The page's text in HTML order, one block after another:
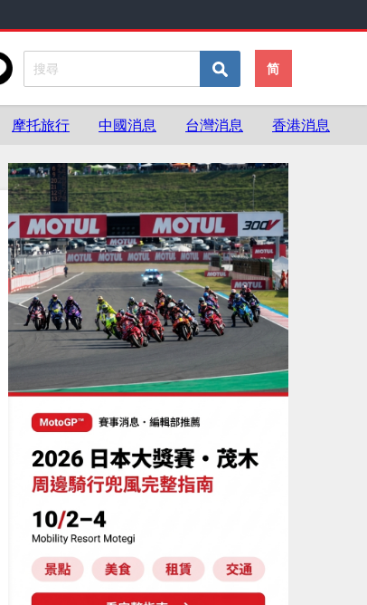
简
摩托旅行 中國消息 台灣消息 香港消息